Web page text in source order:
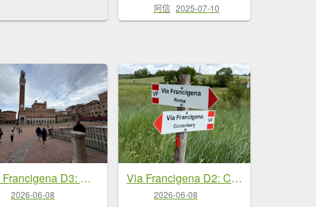
阿信 2025-07-10
Via Francigena D3: monteriggioni-siena
2026-06-08
Via Francigena D2: Colle di Val d’Elsa-Monteriggio
2026-06-08